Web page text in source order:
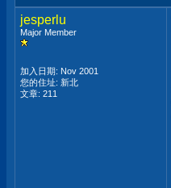
jesperlu
Major Member
加入日期: Nov 2001
您的住址: 新北
文章: 211